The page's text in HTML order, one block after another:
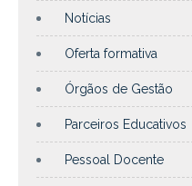
Notícias
Oferta formativa
Órgãos de Gestão
Parceiros Educativos
Pessoal Docente